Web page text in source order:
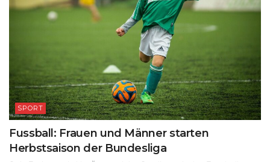
SPORT
Fussball: Frauen und Männer starten
Herbstsaison der Bundesliga